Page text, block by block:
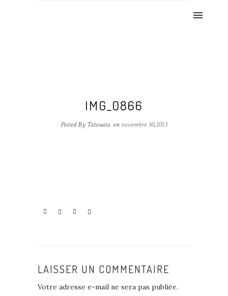
IMG_0866
Posted By Tatouata on novembre 30,2013
LAISSER UN COMMENTAIRE
Votre adresse e-mail ne sera pas publiée.